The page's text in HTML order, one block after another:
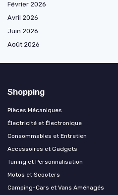
Février 2026
Avril 2026
Juin 2026
Août 2026
Shopping
Pièces Mécaniques
Électricité et Électronique
Consommables et Entretien
Accessoires et Gadgets
Tuning et Personnalisation
Motos et Scooters
Camping-Cars et Vans Aménagés